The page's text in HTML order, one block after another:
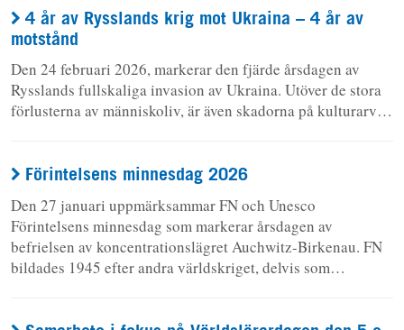
4 år av Rysslands krig mot Ukraina – 4 år av
motstånd
Den 24 februari 2026, markerar den fjärde årsdagen av
Rysslands fullskaliga invasion av Ukraina. Utöver de stora
förlusterna av människoliv, är även skadorna på kulturarv…
Förintelsens minnesdag 2026
Den 27 januari uppmärksammar FN och Unesco
Förintelsens minnesdag som markerar årsdagen av
befrielsen av koncentrationslägret Auchwitz-Birkenau. FN
bildades 1945 efter andra världskriget, delvis som…